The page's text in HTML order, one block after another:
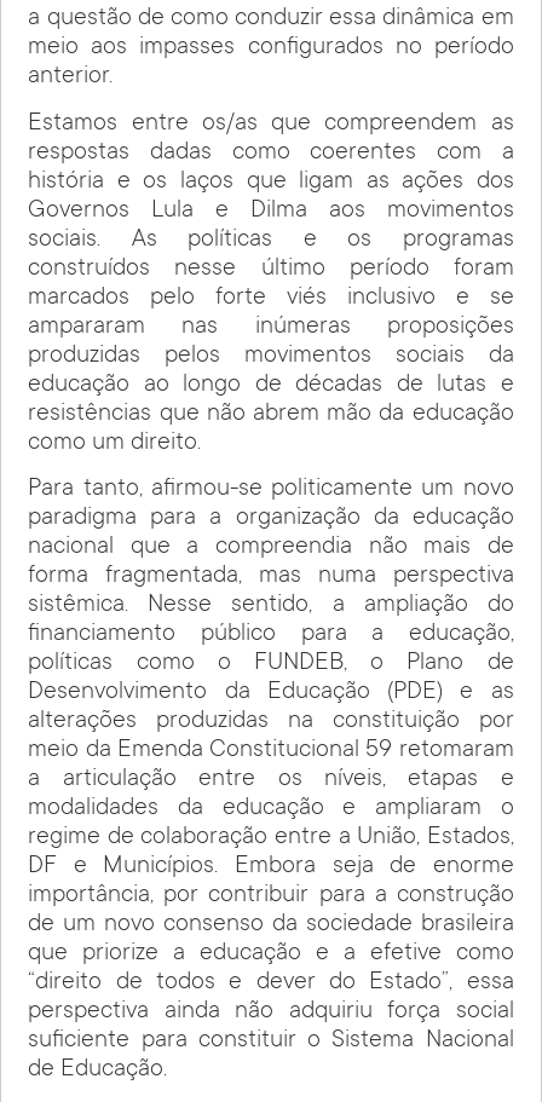
a questão de como conduzir essa dinâmica em
meio aos impasses configurados no período
anterior.
Estamos entre os/as que compreendem as
respostas dadas como coerentes com a
história e os laços que ligam as ações dos
Governos Lula e Dilma aos movimentos
sociais. As políticas e os programas
construídos nesse último período foram
marcados pelo forte viés inclusivo e se
ampararam nas inúmeras proposições
produzidas pelos movimentos sociais da
educação ao longo de décadas de lutas e
resistências que não abrem mão da educação
como um direito.
Para tanto, afirmou-se politicamente um novo
paradigma para a organização da educação
nacional que a compreendia não mais de
forma fragmentada, mas numa perspectiva
sistêmica. Nesse sentido, a ampliação do
financiamento público para a educação,
políticas como o FUNDEB, o Plano de
Desenvolvimento da Educação (PDE) e as
alterações produzidas na constituição por
meio da Emenda Constitucional 59 retomaram
a articulação entre os níveis, etapas e
modalidades da educação e ampliaram o
regime de colaboração entre a União, Estados,
DF e Municípios. Embora seja de enorme
importância, por contribuir para a construção
de um novo consenso da sociedade brasileira
que priorize a educação e a efetive como
“direito de todos e dever do Estado”, essa
perspectiva ainda não adquiriu força social
suficiente para constituir o Sistema Nacional
de Educação.